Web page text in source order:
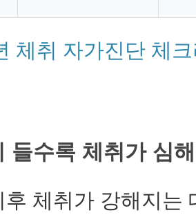
체취 자가진단 체
들수록 체취가 심
후 체취가 강해지는